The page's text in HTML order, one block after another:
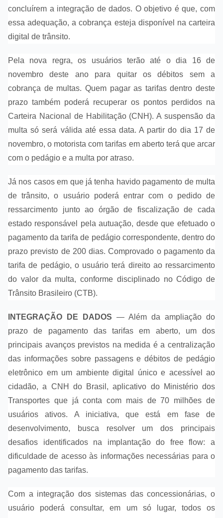
concluírem a integração de dados. O objetivo é que, com
essa adequação, a cobrança esteja disponível na carteira
digital de trânsito.
Pela nova regra, os usuários terão até o dia 16 de
novembro deste ano para quitar os débitos sem a
cobrança de multas. Quem pagar as tarifas dentro deste
prazo também poderá recuperar os pontos perdidos na
Carteira Nacional de Habilitação (CNH). A suspensão da
multa só será válida até essa data. A partir do dia 17 de
novembro, o motorista com tarifas em aberto terá que arcar
com o pedágio e a multa por atraso.
Já nos casos em que já tenha havido pagamento de multa
de trânsito, o usuário poderá entrar com o pedido de
ressarcimento junto ao órgão de fiscalização de cada
estado responsável pela autuação, desde que efetuado o
pagamento da tarifa de pedágio correspondente, dentro do
prazo previsto de 200 dias. Comprovado o pagamento da
tarifa de pedágio, o usuário terá direito ao ressarcimento
do valor da multa, conforme disciplinado no Código de
Trânsito Brasileiro (CTB).
INTEGRAÇÃO DE DADOS —Além da ampliação do
prazo de pagamento das tarifas em aberto, um dos
principais avanços previstos na medida é a centralização
das informações sobre passagens e débitos de pedágio
eletrônico em um ambiente digital único e acessível ao
cidadão, a CNH do Brasil, aplicativo do Ministério dos
Transportes que já conta com mais de 70 milhões de
usuários ativos. A iniciativa, que está em fase de
desenvolvimento, busca resolver um dos principais
desafios identificados na implantação do free flow: a
dificuldade de acesso às informações necessárias para o
pagamento das tarifas.
Com a integração dos sistemas das concessionárias, o
usuário poderá consultar, em um só lugar, todos os